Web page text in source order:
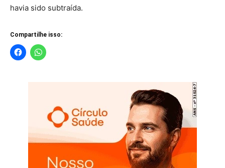
havia sido subtraída.
Compartilhe isso: